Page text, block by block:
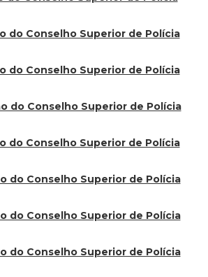
do Conselho Superior de Polícia
do Conselho Superior de Polícia
do Conselho Superior de Polícia
do Conselho Superior de Polícia
do Conselho Superior de Polícia
do Conselho Superior de Polícia
do Conselho Superior de Polícia